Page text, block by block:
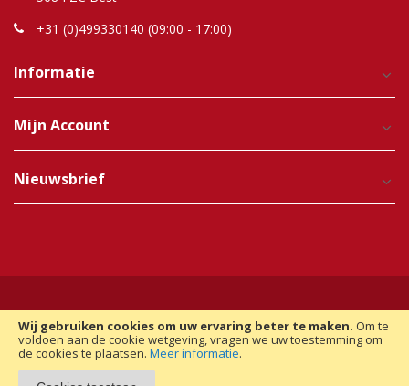
Wij gebruiken cookies om uw ervaring beter te maken. Om te
voldoen aan de cookie wetgeving, vragen we uw toestemming om
de cookies te plaatsen. Meer informatie.
+31 (0)499330140 (09:00 - 17:00)
Informatie
Mijn Account
Nieuwsbrief
Copyright © 2012-2025 Raindroptime. Alle Rechten
Voorbehouden. | Realisatie:Magento Monkey